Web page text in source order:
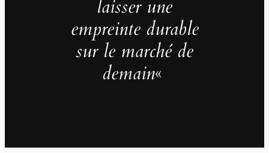
laisser une
empreinte durable
sur le marché de
demain«